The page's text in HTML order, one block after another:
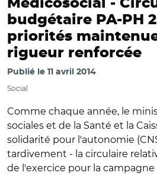
Médicosocial -
budgétaire PA-PH
priorités
rigueur renforcée
Publié le 11 avril 2014
Social
Comme chaque année, le
sociales et de la Santé et la
solidarité pour l'autonomie
tardivement - la circulaire
de l'exercice pour la